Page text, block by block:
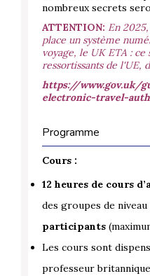
nombreux secrets
ATTENTION: En
place un système
voyage, le UK ETA :
ressortissants de l'UE,
https://www.gov.uk/
electronic-travel-
Programme
Cours :
12 heures de cours
des groupes de niveau
participants
Les cours sont
professeur